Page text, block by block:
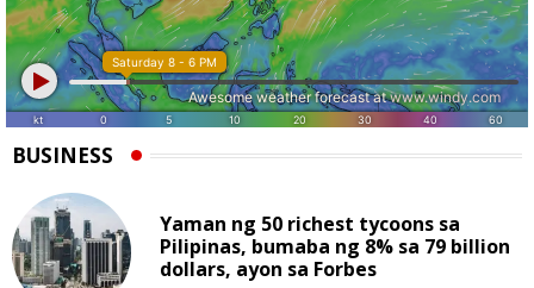
BUSINESS
Yaman ng 50 richest tycoons sa
Pilipinas, bumaba ng 8% sa 79 billion
dollars, ayon sa Forbes